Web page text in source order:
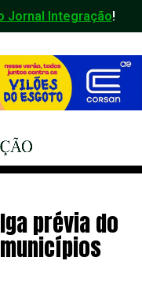
Jornal Integração!
prévia do